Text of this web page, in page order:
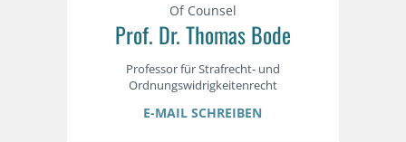
Of Counsel
Prof. Dr. Thomas Bode
Professor für Strafrecht- und
Ordnungswidrigkeitenrecht
E-MAIL SCHREIBEN